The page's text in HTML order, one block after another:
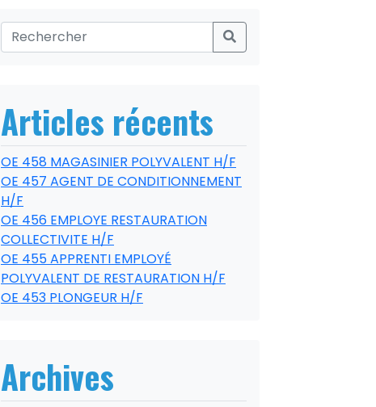
Articles récents
OE 458 MAGASINIER POLYVALENT H/F
OE 457 AGENT DE CONDITIONNEMENT
H/F
OE 456 EMPLOYE RESTAURATION
COLLECTIVITE H/F
OE 455 APPRENTI EMPLOYÉ
POLYVALENT DE RESTAURATION H/F
OE 453 PLONGEUR H/F
Archives